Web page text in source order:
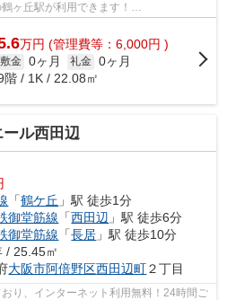
ヶ丘駅が利用できます！
ご覧...
万円 (管理費等：6,000円 )
敷金 0ヶ月 礼金 0ヶ月
階 / 1K / 22.08㎡
ル西田辺
「鶴ケ丘 」駅 徒歩1分
御堂筋線 「西田辺 」駅 徒歩6分
御堂筋線 「長居 」駅 徒歩10分
/ 25.45㎡
大阪市阿倍野区西田辺町２丁目
り、インターネット利用無料！24時間ご